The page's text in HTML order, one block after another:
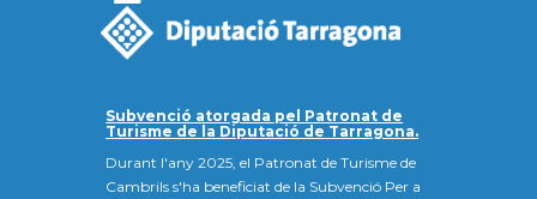
Subvenció atorgada pel Patronat de
Turisme de la Diputació de Tarragona.
Durant l'any 2025, el Patronat de Turisme de
Cambrils s'ha beneficiat de la Subvenció Per a